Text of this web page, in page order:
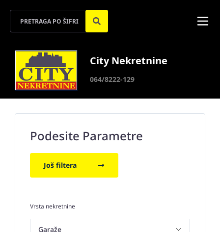
City Nekretnine
064/8222-129
Podesite Parametre
Još filtera
Vrsta nekretnine